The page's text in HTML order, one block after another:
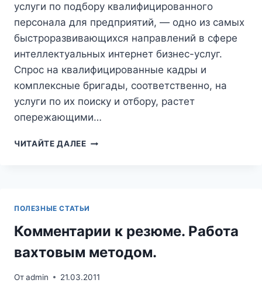
услуги по подбору квалифицированного
персонала для предприятий, — одно из самых
быстроразвивающихся направлений в сфере
интеллектуальных интернет бизнес-услуг.
Спрос на квалифицированные кадры и
комплексные бригады, соответственно, на
услуги по их поиску и отбору, растет
опережающими…
ЧИТАЙТЕ ДАЛЕЕПРЕДЛОЖЕНИЕ
ПОЛЕЗНЫЕ СТАТЬИ
Комментарии к резюме. Работа
вахтовым методом.
Отadmin 21.03.2011